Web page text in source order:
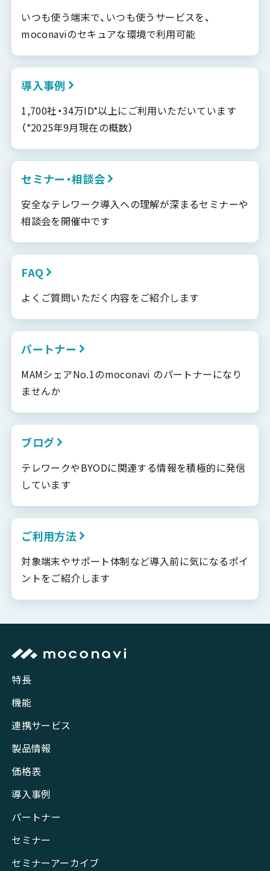
いつも使う端末で、いつも使うサービスを、
moconaviのセキュアな環境で利用可能
導入事例
1,700社・34万ID*以上にご利用いただいています
（*2025年9月現在の概数）
セミナー・相談会
安全なテレワーク導入への理解が深まるセミナーや
相談会を開催中です
FAQ
よくご質問いただく内容をご紹介します
パートナー
MAMシェアNo.1のmoconavi のパートナーになり
ませんか
ブログ
テレワークやBYODに関連する情報を積極的に発信
しています
ご利用方法
対象端末やサポート体制など導入前に気になるポイ
ントをご紹介します
特長
機能
連携サービス
製品情報
価格表
導入事例
パートナー
セミナー
セミナーアーカイブ